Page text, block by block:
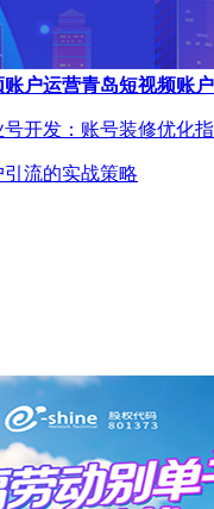
账户运营青岛短视频账
开发：账号装修优化
流的实战策略